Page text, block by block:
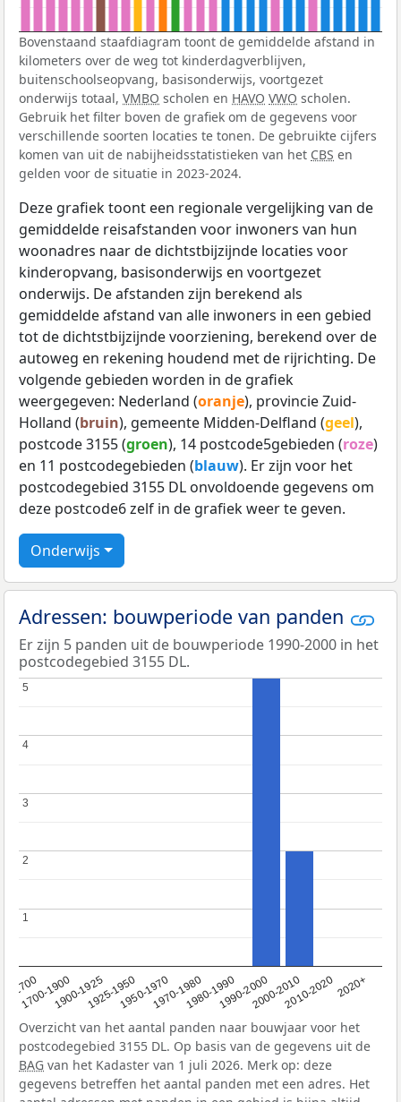
Bovenstaand staafdiagram toont de gemiddelde afstand in
kilometers over de weg tot kinderdagverblijven,
buitenschoolseopvang, basisonderwijs, voortgezet
onderwijs totaal, VMBO scholen en HAVO VWO scholen.
Gebruik het filter boven de grafiek om de gegevens voor
verschillende soorten locaties te tonen. De gebruikte cijfers
komen van uit de nabijheidsstatistieken van het CBS en
gelden voor de situatie in 2023-2024.
Deze grafiek toont een regionale vergelijking van de
gemiddelde reisafstanden voor inwoners van hun
woonadres naar de dichtstbijzijnde locaties voor
kinderopvang, basisonderwijs en voortgezet
onderwijs. De afstanden zijn berekend als
gemiddelde afstand van alle inwoners in een gebied
tot de dichtstbijzijnde voorziening, berekend over de
autoweg en rekening houdend met de rijrichting. De
volgende gebieden worden in de grafiek
weergegeven: Nederland (oranje), provincie Zuid-
Holland (bruin), gemeente Midden-Delfland (geel),
postcode 3155 (groen), 14 postcode5gebieden (roze)
en 11 postcodegebieden (blauw). Er zijn voor het
postcodegebied 3155 DL onvoldoende gegevens om
deze postcode6 zelf in de grafiek weer te geven.
Onderwijs
Adressen: bouwperiode van panden
Er zijn 5 panden uit de bouwperiode 1990-2000 in het
postcodegebied 3155 DL.
<1700
1700-19001900-19251925-19501950-19701970-19801980-19901990-20002000-20102010-20202020+
1
1
2
2
3
3
4
4
5
5
Overzicht van het aantal panden naar bouwjaar voor het
postcodegebied 3155 DL. Op basis van de gegevens uit de
BAG van het Kadaster van 1 juli 2026. Merk op: deze
gegevens betreffen het aantal panden met een adres. Het